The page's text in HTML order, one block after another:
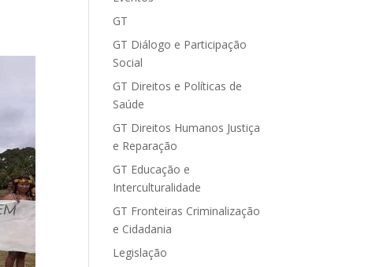
GT
GT Diálogo e Participação
Social
GT Direitos e Políticas de
Saúde
GT Direitos Humanos Justiça
e Reparação
GT Educação e
Interculturalidade
GT Fronteiras Criminalização
e Cidadania
Legislação